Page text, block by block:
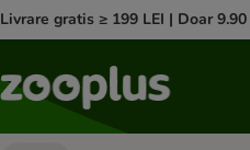
Livrare gratis ≥ 199 LEI | Doar